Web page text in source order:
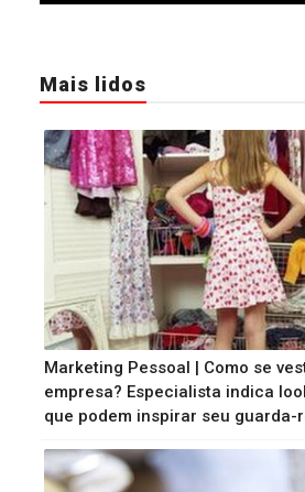
Mais lidos
Marketing Pessoal | Como se
empresa? Especialista indica
que podem inspirar seu guarda-